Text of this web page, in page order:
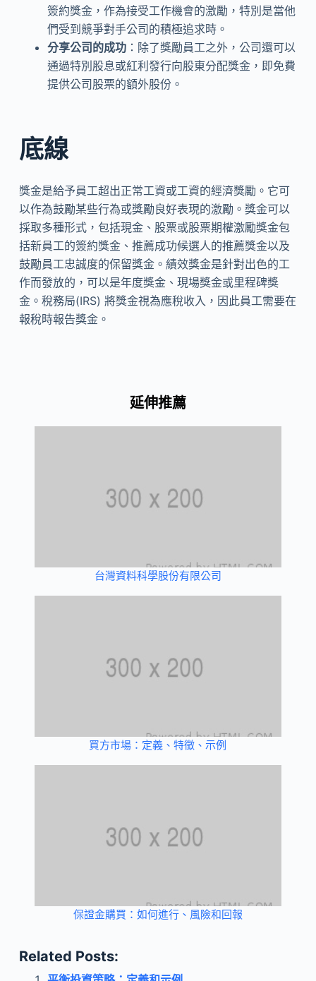
簽約獎金，作為接受工作機會的激勵，特別是當他
們受到競爭對手公司的積極追求時。
分享公司的成功：除了獎勵員工之外，公司還可以
通過特別股息或紅利發行向股東分配獎金，即免費
提供公司股票的額外股份。
底線
獎金是給予員工超出正常工資或工資的經濟獎勵。它可
以作為鼓勵某些行為或獎勵良好表現的激勵。獎金可以
採取多種形式，包括現金、股票或股票期權激勵獎金包
括新員工的簽約獎金、推薦成功候選人的推薦獎金以及
鼓勵員工忠誠度的保留獎金。績效獎金是針對出色的工
作而發放的，可以是年度獎金、現場獎金或里程碑獎
金。稅務局(IRS) 將獎金視為應稅收入，因此員工需要在
報稅時報告獎金。
延伸推薦
台灣資料科學股份有限公司
買方市場：定義、特徵、示例
保證金購買：如何進行、風險和回報
Related Posts: